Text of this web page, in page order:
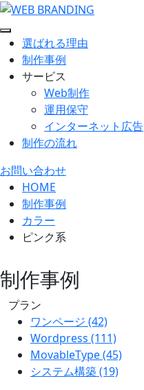
選ばれる理由
制作事例
サービス
Web制作
運用保守
インターネット広告
制作の流れ
お問い合わせ
HOME
制作事例
カラー
ピンク系
制作事例
プラン
ワンページ (42)
Wordpress (111)
MovableType(45)
システム構築(19)